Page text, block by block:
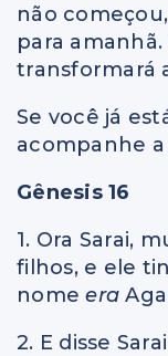
não
para
transformará
Se você já
acompanhe
Gênesis 16
1. Ora Sarai,
filhos, e ele
nomeera
2. E disse